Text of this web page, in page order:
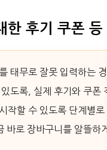
한 후기 쿠폰 등
태무로 잘못 입력하는
도록, 실제 후기와 쿠폰
작할 수 있도록 단계별
바로 장바구니를 알뜰